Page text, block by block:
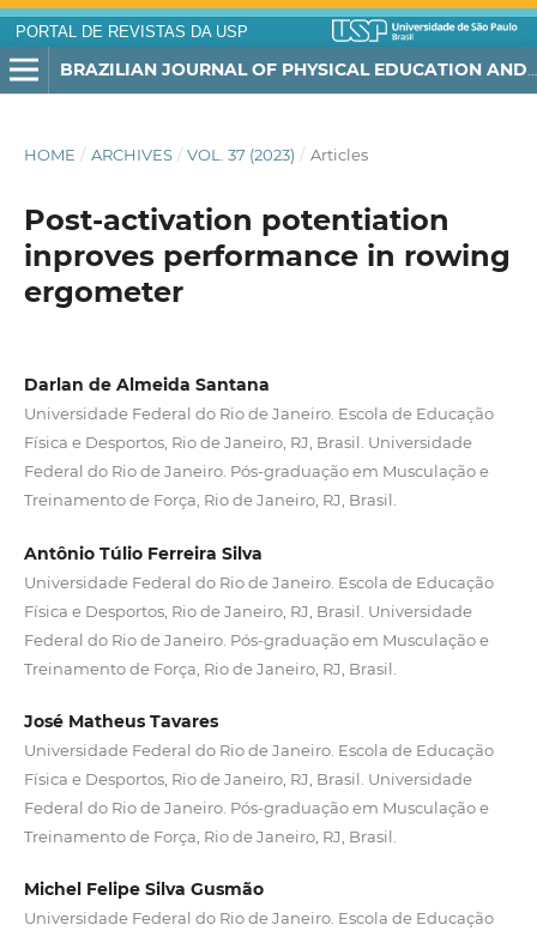
PORTAL DE REVISTAS DA USP
HOME / ARCHIVES / VOL. 37 (2023) / Articles
Post-activation potentiation
inproves performance in rowing
ergometer
Darlan de Almeida Santana
Universidade Federal do Rio de Janeiro. Escola de Educação
Física e Desportos, Rio de Janeiro, RJ, Brasil. Universidade
Federal do Rio de Janeiro. Pós-graduação em Musculação e
Treinamento de Força, Rio de Janeiro, RJ, Brasil.
Antônio Túlio Ferreira Silva
Universidade Federal do Rio de Janeiro. Escola de Educação
Física e Desportos, Rio de Janeiro, RJ, Brasil. Universidade
Federal do Rio de Janeiro. Pós-graduação em Musculação e
Treinamento de Força, Rio de Janeiro, RJ, Brasil.
José Matheus Tavares
Universidade Federal do Rio de Janeiro. Escola de Educação
Física e Desportos, Rio de Janeiro, RJ, Brasil. Universidade
Federal do Rio de Janeiro. Pós-graduação em Musculação e
Treinamento de Força, Rio de Janeiro, RJ, Brasil.
Michel Felipe Silva Gusmão
Universidade Federal do Rio de Janeiro. Escola de Educação